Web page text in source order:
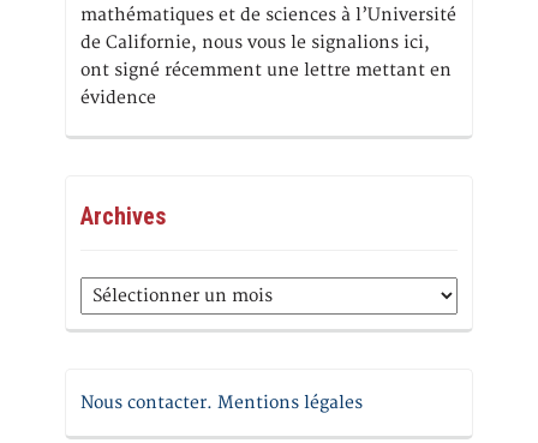
mathématiques et de sciences à l’Université
de Californie, nous vous le signalions ici,
ont signé récemment une lettre mettant en
évidence
Archives
Archives
Nous contacter. Mentions légales